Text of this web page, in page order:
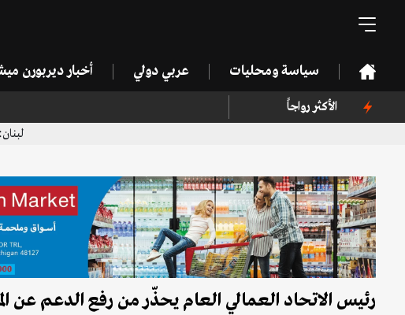
سياسة ومحليات عربي دولي أخبار ديربورن
الأكثر رواجاً
لبنان: 96171010310+ ديربورن: 13137751171+ | 13136996923+
رئيس الاتحاد العمالي العام يحذّر من رفع الدعم